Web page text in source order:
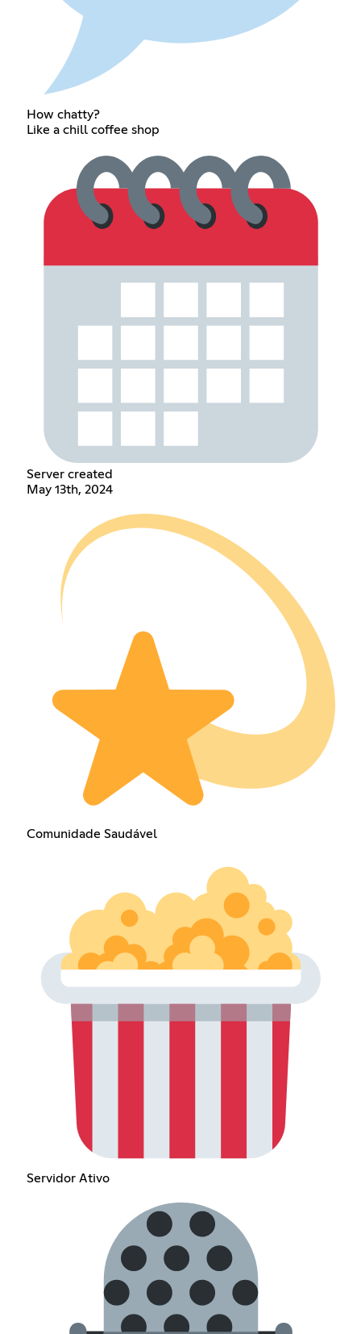
How chatty?
Like a chill coffee shop
Server created
May 13th, 2024
Comunidade Saudável
Servidor Ativo